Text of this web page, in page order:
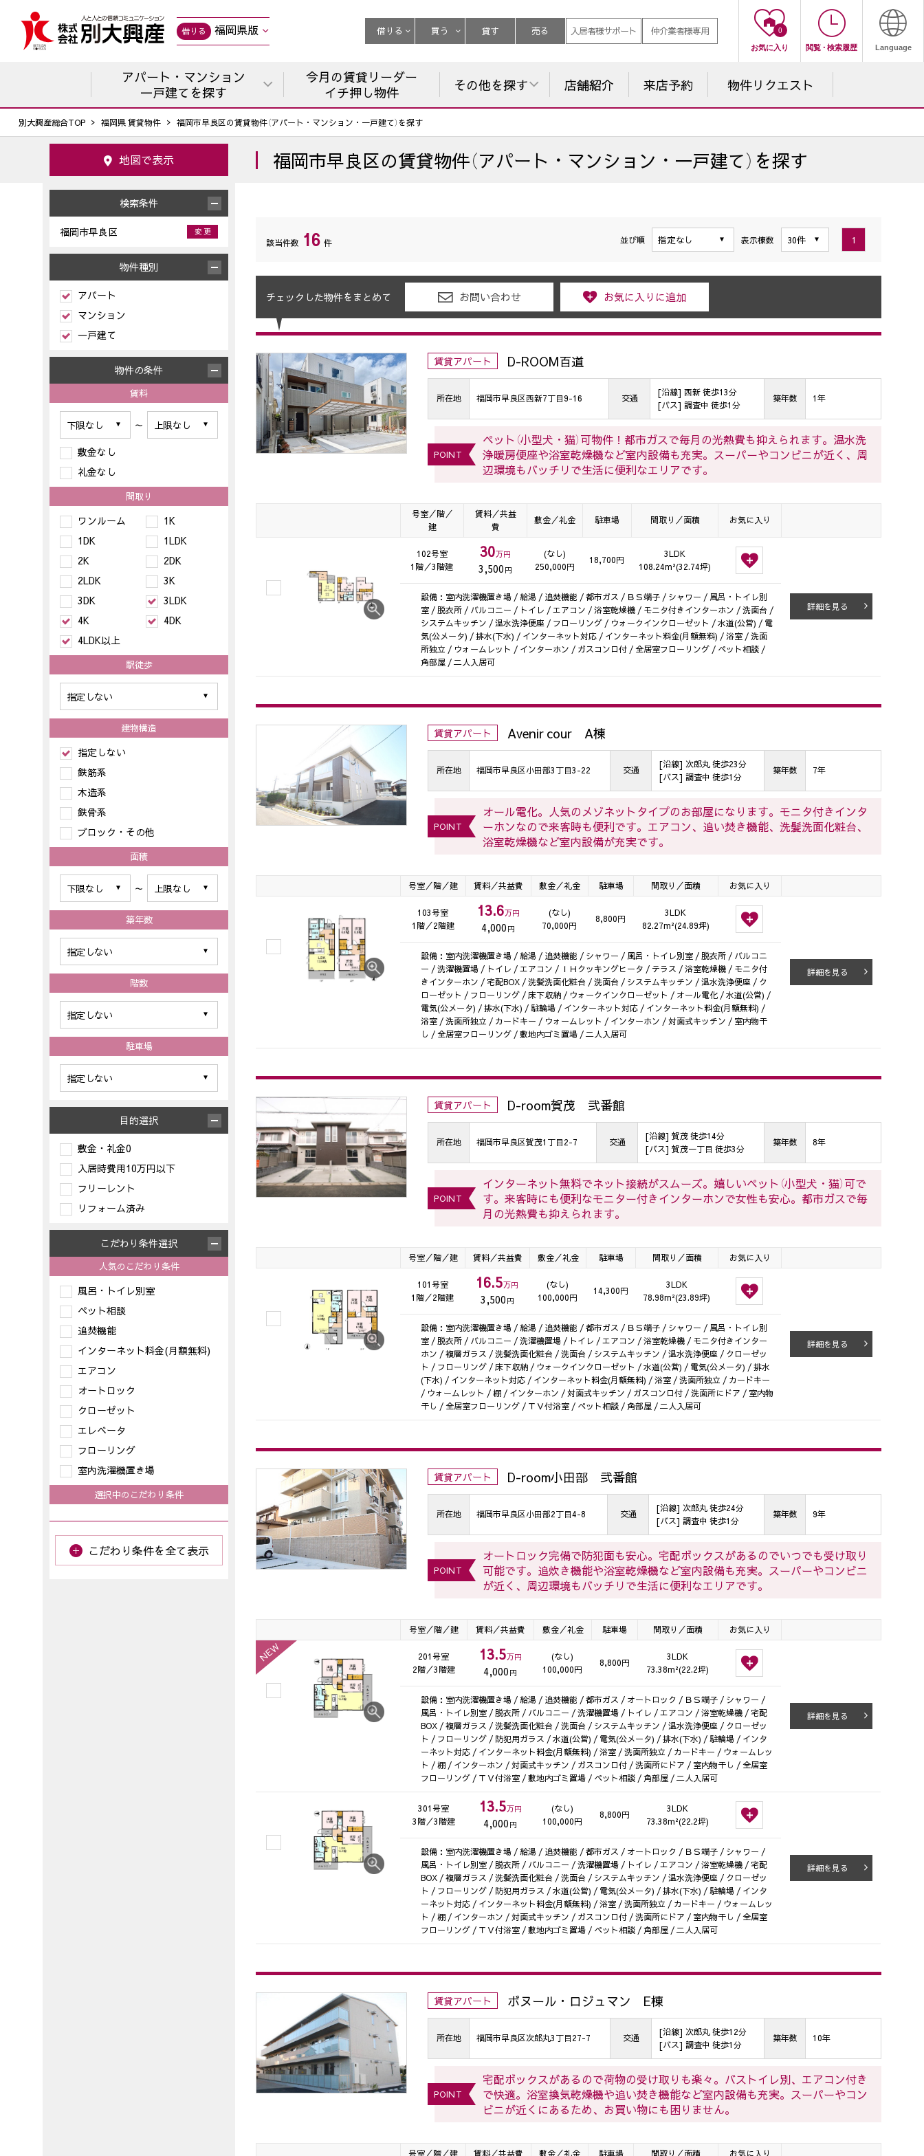
借りる 福岡県版 借りる 買う 貸す 売る 入居者様サポート 仲介業者様専用 0
お気に入り 閲覧・ 検索履歴 Language
アパート・マンション
一戸建てを探す
今月の賃貸リーダー
イチ押し物件
その他を探す 店舗紹介 来店予約 物件リクエスト
別大興産総合TOP 福岡県 賃貸物件 福岡市早良区の賃貸物件（アパート・マンション・一戸建て）を探す
地図で表示 福岡市早良区の賃貸物件（アパート・マンション・一戸建て）を探す
検索条件
福岡市早良区 変 更
物件種別
アパート
マンション
一戸建て
物件の条件
賃料
～
敷金なし
礼金なし
間取り
ワンルーム
1K
1DK
1LDK
2K
2DK
2LDK
3K
3DK
3LDK
4K
4DK
4LDK以上
駅徒歩
建物構造
指定しない
鉄筋系
木造系
鉄骨系
ブロック・その他
面積
～
築年数
階数
駐車場
目的選択
敷金・礼金0
入居時費用10万円以下
フリーレント
リフォーム済み
こだわり条件選択
人気のこだわり条件
風呂・トイレ別室
ペット相談
追焚機能
インターネット料金(月額無料)
エアコン
オートロック
クローゼット
エレベータ
フローリング
室内洗濯機置き場
選択中のこだわり条件
こだわり条件を全て表示
該当件数 16 件 並び順 表示棟数 1
チェックした物件をまとめて お問い合わせ お気に入りに追加
賃貸アパート D-ROOM百道
所在地 福岡市早良区西新7丁目9-16 交通
[沿線] 西新 徒歩13分
[バス] 調査中 徒歩1分
築年数 1年
POINT
ペット（小型犬・猫）可物件！都市ガスで毎月の光熱費も抑えられます。温水洗
浄暖房便座や浴室乾燥機など室内設備も充実。スーパーやコンビニが近く、周
辺環境もバッチリで生活に便利なエリアです。
号室／階／
建
賃料／共益
費
敷金／礼金 駐車場 間取り／面積 お気に入り
102号室
1階／3階建
30万円
3,500円
(なし)
250,000円
18,700円
3LDK
108.24m²(32.74坪)
詳細を見る
設備：室内洗濯機置き場 / 給湯 / 追焚機能 / 都市ガス / ＢＳ端子 / シャワー / 風呂・トイレ別
室 / 脱衣所 / バルコニー / トイレ / エアコン / 浴室乾燥機 / モニタ付きインターホン / 洗面台 /
システムキッチン / 温水洗浄便座 / フローリング / ウォークインクローゼット / 水道(公営) / 電
気(公メータ) / 排水(下水) / インターネット対応 / インターネット料金(月額無料) / 浴室 / 洗面
所独立 / ウォームレット / インターホン / ガスコンロ付 / 全居室フローリング / ペット相談 /
角部屋 / 二人入居可
賃貸アパート Avenir cour A棟
所在地 福岡市早良区小田部3丁目3-22 交通
[沿線] 次郎丸 徒歩23分
[バス] 調査中 徒歩1分
築年数 7年
POINT
オール電化。人気のメゾネットタイプのお部屋になります。モニタ付きインタ
ーホンなので来客時も便利です。エアコン、追い焚き機能、洗髪洗面化粧台、
浴室乾燥機など室内設備が充実です。
号室／階／建 賃料／共益費 敷金／礼金 駐車場 間取り／面積 お気に入り
103号室
1階／2階建
13.6万円
4,000円
(なし)
70,000円
8,800円
3LDK
82.27m²(24.89坪)
詳細を見る
設備：室内洗濯機置き場 / 給湯 / 追焚機能 / シャワー / 風呂・トイレ別室 / 脱衣所 / バルコニ
ー / 洗濯機置場 / トイレ / エアコン / ＩＨクッキングヒータ / テラス / 浴室乾燥機 / モニタ付
きインターホン / 宅配BOX / 洗髪洗面化粧台 / 洗面台 / システムキッチン / 温水洗浄便座 / ク
ローゼット / フローリング / 床下収納 / ウォークインクローゼット / オール電化 / 水道(公営) /
電気(公メータ) / 排水(下水) / 駐輪場 / インターネット対応 / インターネット料金(月額無料) /
浴室 / 洗面所独立 / カードキー / ウォームレット / インターホン / 対面式キッチン / 室内物干
し / 全居室フローリング / 敷地内ゴミ置場 / 二人入居可
賃貸アパート D-room賀茂 弐番館
所在地 福岡市早良区賀茂1丁目2-7 交通
[沿線] 賀茂 徒歩14分
[バス] 賀茂一丁目 徒歩3分
築年数 8年
POINT
インターネット無料でネット接続がスムーズ。嬉しいペット（小型犬・猫）可で
す。来客時にも便利なモニター付きインターホンで女性も安心。都市ガスで毎
月の光熱費も抑えられます。
号室／階／建 賃料／共益費 敷金／礼金 駐車場 間取り／面積 お気に入り
101号室
1階／2階建
16.5万円
3,500円
(なし)
100,000円
14,300円
3LDK
78.98m²(23.89坪)
詳細を見る
設備：室内洗濯機置き場 / 給湯 / 追焚機能 / 都市ガス / ＢＳ端子 / シャワー / 風呂・トイレ別
室 / 脱衣所 / バルコニー / 洗濯機置場 / トイレ / エアコン / 浴室乾燥機 / モニタ付きインター
ホン / 複層ガラス / 洗髪洗面化粧台 / 洗面台 / システムキッチン / 温水洗浄便座 / クローゼッ
ト / フローリング / 床下収納 / ウォークインクローゼット / 水道(公営) / 電気(公メータ) / 排水
(下水) / インターネット対応 / インターネット料金(月額無料) / 浴室 / 洗面所独立 / カードキー
/ ウォームレット / 棚 / インターホン / 対面式キッチン / ガスコンロ付 / 洗面所にドア / 室内物
干し / 全居室フローリング / ＴＶ付浴室 / ペット相談 / 角部屋 / 二人入居可
賃貸アパート D-room小田部 弐番館
所在地 福岡市早良区小田部2丁目4-8 交通
[沿線] 次郎丸 徒歩24分
[バス] 調査中 徒歩1分
築年数 9年
POINT
オートロック完備で防犯面も安心。宅配ボックスがあるのでいつでも受け取り
可能です。追炊き機能や浴室乾燥機など室内設備も充実。スーパーやコンビニ
が近く、周辺環境もバッチリで生活に便利なエリアです。
号室／階／建 賃料／共益費 敷金／礼金 駐車場 間取り／面積 お気に入り
NEW
201号室
2階／3階建
13.5万円
4,000円
(なし)
100,000円
8,800円
3LDK
73.38m²(22.2坪)
詳細を見る
設備：室内洗濯機置き場 / 給湯 / 追焚機能 / 都市ガス / オートロック / ＢＳ端子 / シャワー /
風呂・トイレ別室 / 脱衣所 / バルコニー / 洗濯機置場 / トイレ / エアコン / 浴室乾燥機 / 宅配
BOX / 複層ガラス / 洗髪洗面化粧台 / 洗面台 / システムキッチン / 温水洗浄便座 / クローゼッ
ト / フローリング / 防犯用ガラス / 水道(公営) / 電気(公メータ) / 排水(下水) / 駐輪場 / インタ
ーネット対応 / インターネット料金(月額無料) / 浴室 / 洗面所独立 / カードキー / ウォームレッ
ト / 棚 / インターホン / 対面式キッチン / ガスコンロ付 / 洗面所にドア / 室内物干し / 全居室
フローリング / ＴＶ付浴室 / 敷地内ゴミ置場 / ペット相談 / 角部屋 / 二人入居可
301号室
3階／3階建
13.5万円
4,000円
(なし)
100,000円
8,800円
3LDK
73.38m²(22.2坪)
詳細を見る
設備：室内洗濯機置き場 / 給湯 / 追焚機能 / 都市ガス / オートロック / ＢＳ端子 / シャワー /
風呂・トイレ別室 / 脱衣所 / バルコニー / 洗濯機置場 / トイレ / エアコン / 浴室乾燥機 / 宅配
BOX / 複層ガラス / 洗髪洗面化粧台 / 洗面台 / システムキッチン / 温水洗浄便座 / クローゼッ
ト / フローリング / 防犯用ガラス / 水道(公営) / 電気(公メータ) / 排水(下水) / 駐輪場 / インタ
ーネット対応 / インターネット料金(月額無料) / 浴室 / 洗面所独立 / カードキー / ウォームレッ
ト / 棚 / インターホン / 対面式キッチン / ガスコンロ付 / 洗面所にドア / 室内物干し / 全居室
フローリング / ＴＶ付浴室 / 敷地内ゴミ置場 / ペット相談 / 角部屋 / 二人入居可
賃貸アパート ボヌール・ロジュマン E棟
所在地 福岡市早良区次郎丸3丁目27-7 交通
[沿線] 次郎丸 徒歩12分
[バス] 調査中 徒歩1分
築年数 10年
POINT
宅配ボックスがあるので荷物の受け取りも楽々。バストイレ別、エアコン付き
で快適。浴室換気乾燥機や追い焚き機能など室内設備も充実。スーパーやコン
ビニが近くにあるため、お買い物にも困りません。
号室／階／建 賃料／共益費 敷金／礼金 駐車場 間取り／面積 お気に入り